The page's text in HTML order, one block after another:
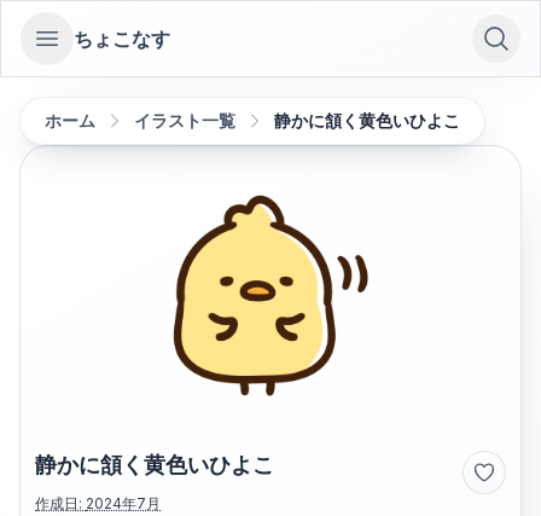
Open sidebar
ちょこなす
ホーム イラスト一覧 静かに頷く黄色いひよこ
静かに頷く黄色いひよこ
作成日: 2024年7月